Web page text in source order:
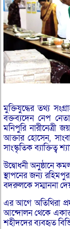
মুক্তিযুদ্ধের তথ্য
বক্তব্যদেন নেপ
মনিপুরি নারীনেত্রী
আক্তার হোসেন,
সাংস্কৃতিক ব্যাক্তিত্ব
উদ্বোধনী অনুষ্ঠানে
স্থাপনের জন্য
বদরুলকে সম্মাননা
এর আগে অতিথিরা
আন্দোলন থেকে
শহীদদের ব্যবহৃত